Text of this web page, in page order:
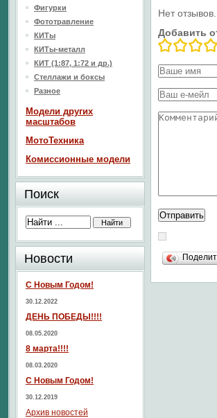
Нет отзывов.
Добавить
Фигурки
Фототравление
КИТы
КИТы-металл
КИТ (1:87, 1:72 и др.)
Стеллажи и боксы
Разное
Модели других
масштабов
МотоТехника
Комиссионные модели
Поиск
Новости
С Новым Годом!
30.12.2022
ДЕНЬ ПОБЕДЫ!!!!
08.05.2020
8 марта!!!!
08.03.2020
С Новым Годом!
30.12.2019
Архив новостей